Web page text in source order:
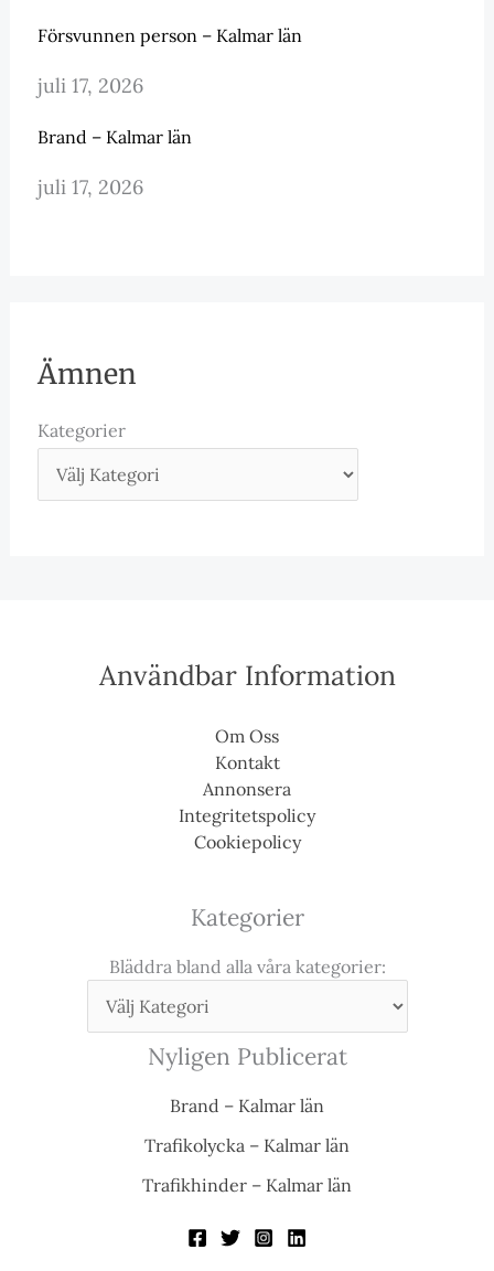
Försvunnen person – Kalmar län
juli 17, 2026
Brand – Kalmar län
juli 17, 2026
Ämnen
Kategorier
Användbar Information
Om Oss
Kontakt
Annonsera
Integritetspolicy
Cookiepolicy
Kategorier
Bläddra bland alla våra kategorier:
Nyligen Publicerat
Brand – Kalmar län
Trafikolycka – Kalmar län
Trafikhinder – Kalmar län